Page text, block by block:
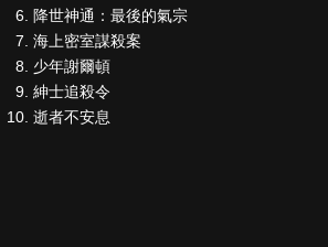
降世神通：最後的氣宗
海上密室謀殺案
少年謝爾頓
紳士追殺令
逝者不安息